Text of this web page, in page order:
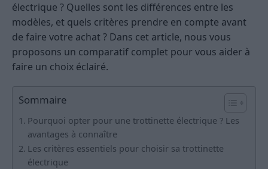
électrique ? Quelles sont les différences entre les
modèles, et quels critères prendre en compte avant
de faire votre achat ? Dans cet article, nous vous
proposons un comparatif complet pour vous aider à
faire un choix éclairé.
Sommaire
Pourquoi opter pour une trottinette électrique ? Les
avantages à connaître
Les critères essentiels pour choisir sa trottinette
électrique